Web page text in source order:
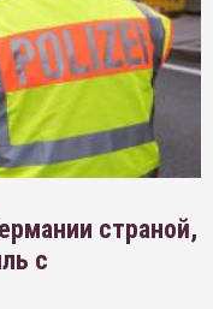
страной,
с